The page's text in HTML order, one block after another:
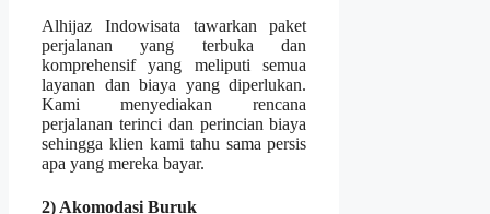
Alhijaz Indowisata tawarkan paket
perjalanan yang terbuka dan
komprehensif yang meliputi semua
layanan dan biaya yang diperlukan.
Kami menyediakan rencana
perjalanan terinci dan perincian biaya
sehingga klien kami tahu sama persis
apa yang mereka bayar.
2) Akomodasi Buruk